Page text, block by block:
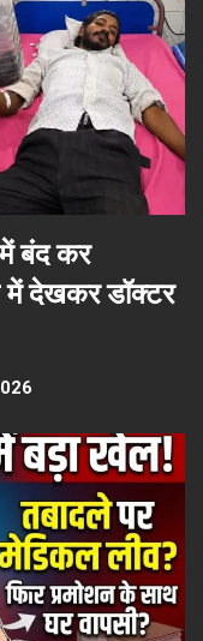
में बंद कर
देखकर डॉक्टर